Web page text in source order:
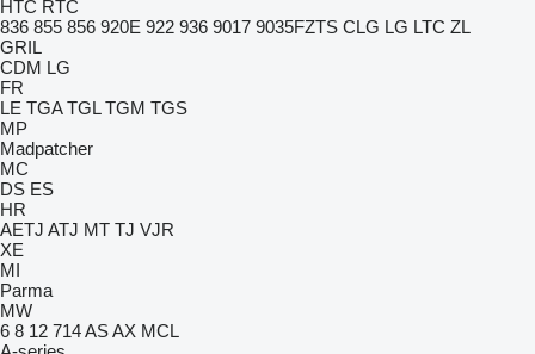
HTC RTC
836 855 856 920E 922 936 9017 9035FZTS CLG LG LTC ZL
GRIL
CDM LG
FR
LE TGA TGL TGM TGS
MP
Madpatcher
MC
DS ES
HR
AETJ ATJ MT TJ VJR
XE
MI
Parma
MW
6 8 12 714ASAX MCL